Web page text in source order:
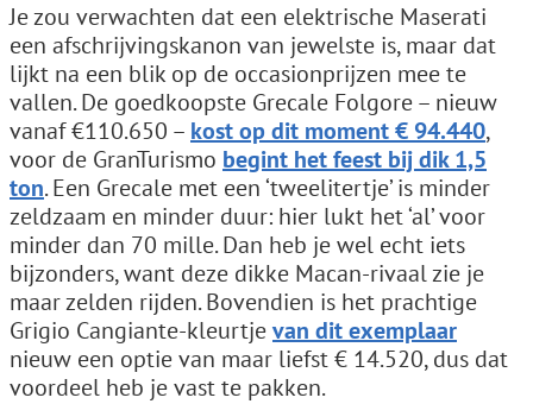
Je zou verwachten dat een elektrische Maserati
een afschrijvingskanon van jewelste is, maar dat
lijkt na een blik op de occasionprijzen mee te
vallen. De goedkoopste Grecale Folgore – nieuw
vanaf €110.650 – kost op dit moment € 94.440,
voor de GranTurismo begint het feest bij dik 1,5
ton. Een Grecale met een ‘tweelitertje’ is minder
zeldzaam en minder duur: hier lukt het ‘al’ voor
minder dan 70 mille. Dan heb je wel echt iets
bijzonders, want deze dikke Macan-rivaal zie je
maar zelden rijden. Bovendien is het prachtige
Grigio Cangiante-kleurtjevan dit exemplaar
nieuw een optie van maar liefst € 14.520, dus dat
voordeel heb je vast te pakken.